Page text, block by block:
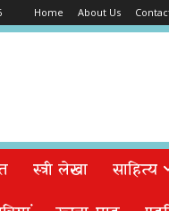
Home About Us
स्त्री लेखा साहित्य